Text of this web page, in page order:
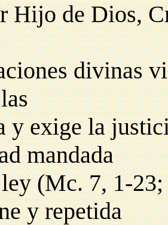
Hijo de Dios,
divinas
y exige la
mandada
(Mc. 7, 1-
y repetida